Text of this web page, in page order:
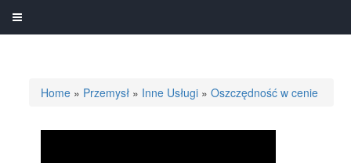
Home » Przemysł » Inne Usługi »Oszczędność w cenie